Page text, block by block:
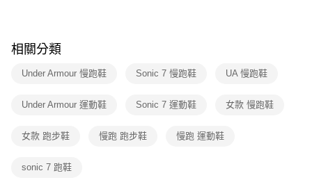
※ 交易是否成功請以「AFTEE先享後付 」之結帳頁面顯示為準，若有關於
是否繳費成功／繳費後需取消欲退款等相關疑問，請聯繫「AFTEE先享後付
客戶支援中心」https://netprotections.freshdesk.com/support/home
１．透過由恩沛科技股份有限公司提供之「AFTEE先享後付」服務完成之交
權轉讓予恩沛科技股份有限公司。
３．未成年的使用者請事先徵得法定代理人或監護人之同意方可使用
相關分類
Under Armour 慢跑鞋 Sonic 7 慢跑鞋 UA 慢跑鞋
Under Armour 運動鞋 Sonic 7 運動鞋 女款 慢跑鞋
女款 跑步鞋 慢跑 跑步鞋 慢跑 運動鞋
sonic 7 跑鞋